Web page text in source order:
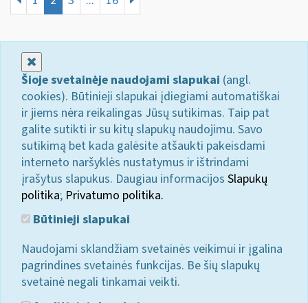
Šioje svetainėje naudojami slapukai (angl.
cookies). Būtinieji slapukai įdiegiami automatiškai
ir jiems nėra reikalingas Jūsų sutikimas. Taip pat
galite sutikti ir su kitų slapukų naudojimu. Savo
sutikimą bet kada galėsite atšaukti pakeisdami
interneto naršyklės nustatymus ir ištrindami
įrašytus slapukus. Daugiau informacijos Slapukų
politika; Privatumo politika.
Būtinieji slapukai
Naudojami sklandžiam svetainės veikimui ir įgalina
pagrindines svetainės funkcijas. Be šių slapukų
svetainė negali tinkamai veikti.